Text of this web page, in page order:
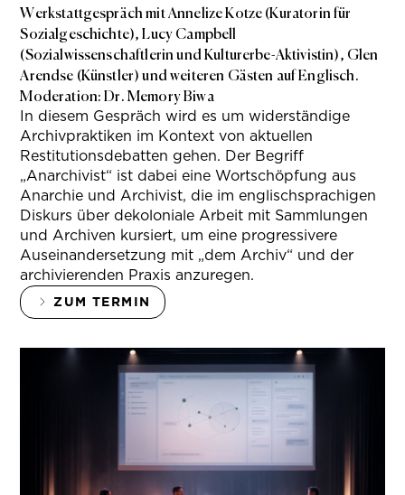
Werkstattgespräch mit Annelize Kotze (Kuratorin für
Sozialgeschichte), Lucy Campbell
(Sozialwissenschaftlerin und Kulturerbe-Aktivistin), Glen
Arendse (Künstler) und weiteren Gästen auf Englisch.
Moderation: Dr. Memory Biwa
In diesem Gespräch wird es um widerständige
Archivpraktiken im Kontext von aktuellen
Restitutionsdebatten gehen. Der Begriff
„Anarchivist“ ist dabei eine Wortschöpfung aus
Anarchie und Archivist, die im englischsprachigen
Diskurs über dekoloniale Arbeit mit Sammlungen
und Archiven kursiert, um eine progressivere
Auseinandersetzung mit „dem Archiv“ und der
archivierenden Praxis anzuregen.
ZUM TERMIN